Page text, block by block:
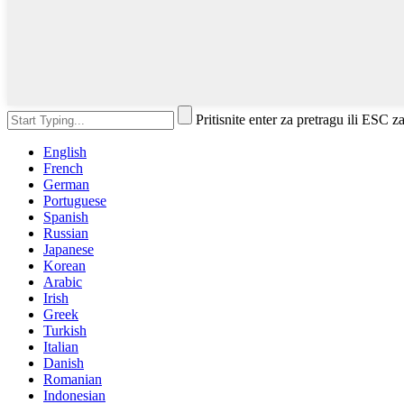
Pritisnite enter za pretragu ili ESC
English
French
German
Portuguese
Spanish
Russian
Japanese
Korean
Arabic
Irish
Greek
Turkish
Italian
Danish
Romanian
Indonesian